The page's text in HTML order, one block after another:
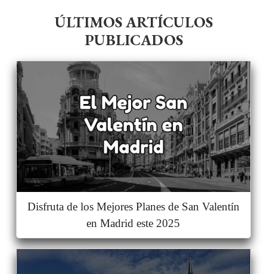
ÚLTIMOS ARTÍCULOS
PUBLICADOS
Disfruta de los Mejores Planes de San Valentín
en Madrid este 2025